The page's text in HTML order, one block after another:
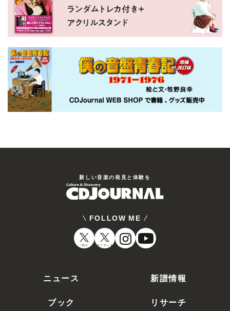
新しい⾳楽の発⾒と体験を
FOLLOW ME
CDJ オーディオ
ニュース
新譜情報
ブック
リサーチ